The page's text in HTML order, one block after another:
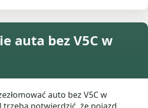
auta bez V5C w
auto bez V5C w